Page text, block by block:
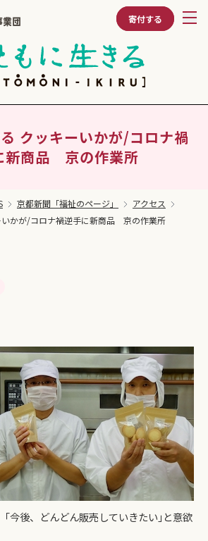
寄付する
クッキーいかが/コロナ禍
新商品 京の作業所
京都新聞「福祉のページ」
アクセス
いかが/コロナ禍逆手に新商品 京の作業所
｢今後、どんどん販売していきたい｣と意欲